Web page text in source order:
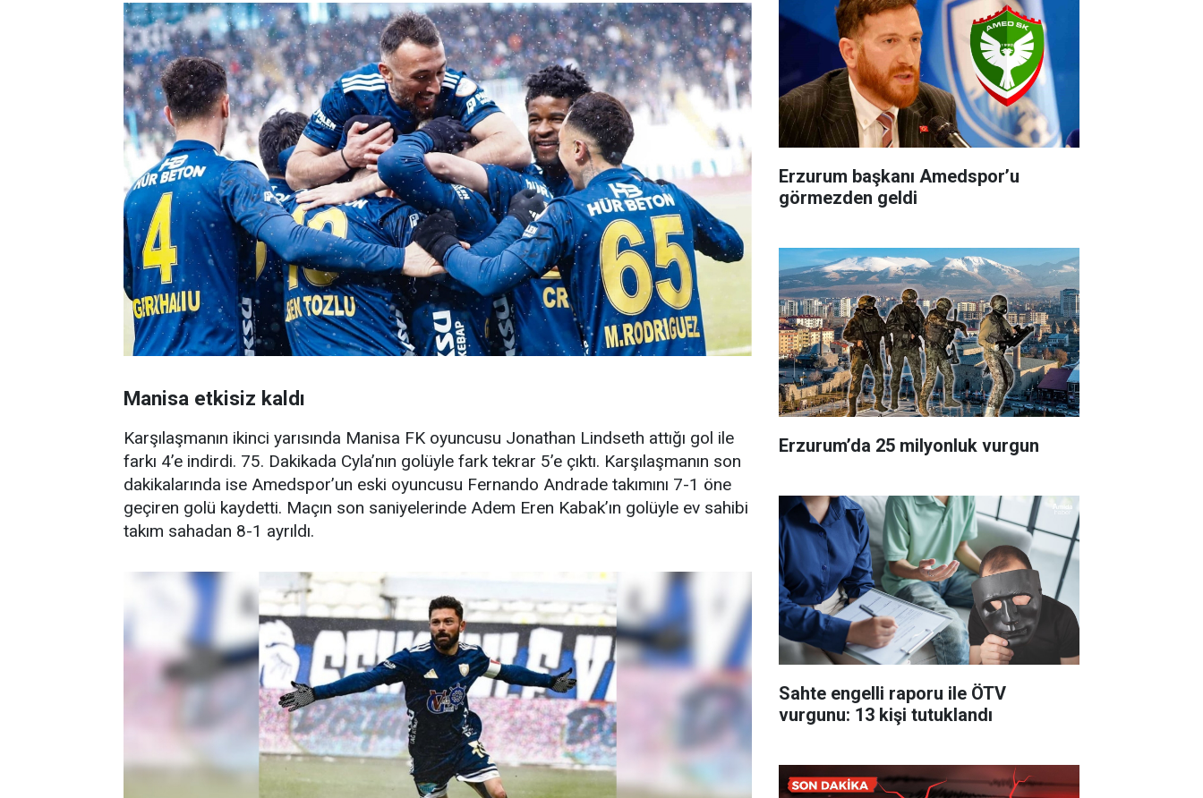
Manisa etkisiz kaldı
Karşılaşmanın ikinci yarısında Manisa FK oyuncusu Jonathan Lindseth attığı gol ile
farkı 4’e indirdi. 75. Dakikada Cyla’nın golüyle fark tekrar 5’e çıktı. Karşılaşmanın son
dakikalarında ise Amedspor’un eski oyuncusu Fernando Andrade takımını 7-1 öne
geçiren golü kaydetti. Maçın son saniyelerinde Adem Eren Kabak’ın golüyle ev sahibi
takım sahadan 8-1 ayrıldı.
Erzurum başkanı Amedspor’u
görmezden geldi
Erzurum’da 25 milyonluk vurgun
Sahte engelli raporu ile ÖTV
vurgunu: 13 kişi tutuklandı